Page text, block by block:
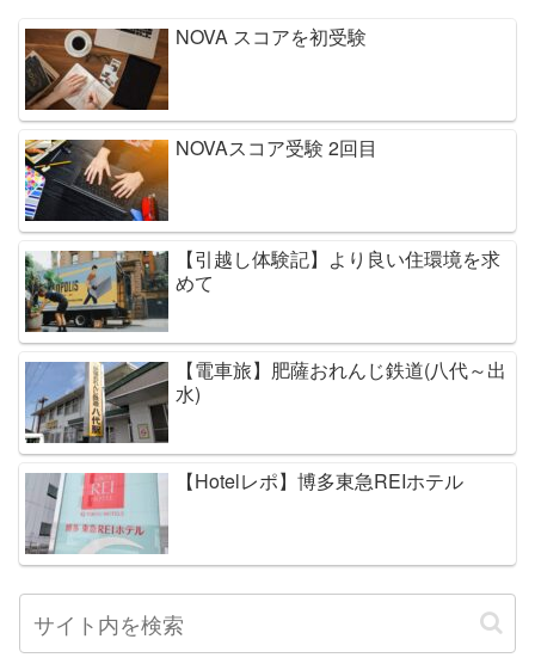
NOVA スコアを初受験
NOVAスコア受験 2回目
【引越し体験記】より良い住環境を求
めて
【電車旅】肥薩おれんじ鉄道(八代～出
水)
【Hotelレポ】博多東急REIホテル